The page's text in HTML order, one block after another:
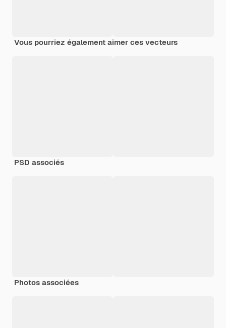
Vous pourriez également aimer ces vecteurs
PSD associés
Photos associées